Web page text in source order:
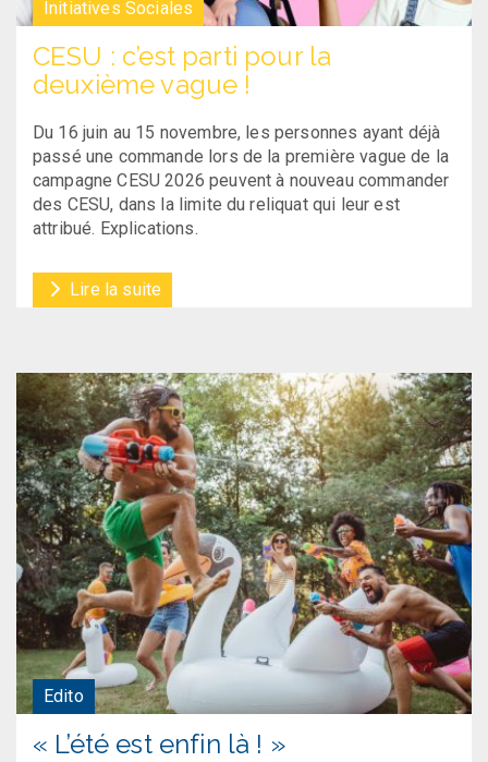
Initiatives Sociales
CESU : c’est parti pour la
deuxième vague !
Du 16 juin au 15 novembre, les personnes ayant déjà
passé une commande lors de la première vague de la
campagne CESU 2026 peuvent à nouveau commander
des CESU, dans la limite du reliquat qui leur est
attribué. Explications.
Lire la suite
Edito
« L’été est enfin là ! »